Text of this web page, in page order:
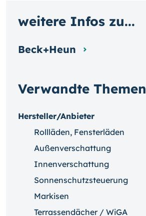
Verwandte Themen
Hersteller/Anbieter
Rollläden, Fensterläden
Außenverschattung
Innenverschattung
Sonnenschutzsteuerung
Markisen
Terrassendächer / WiGA
weitere Infos zu...
Beck+Heun